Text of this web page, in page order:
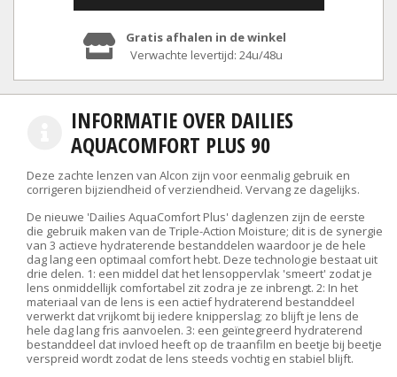
Gratis afhalen in de winkel
Verwachte levertijd: 24u/48u
INFORMATIE OVER DAILIES
AQUACOMFORT PLUS 90
Deze zachte lenzen van Alcon zijn voor eenmalig gebruik en
corrigeren bijziendheid of verziendheid. Vervang ze dagelijks.
De nieuwe 'Dailies AquaComfort Plus' daglenzen zijn de eerste
die gebruik maken van de Triple-Action Moisture; dit is de synergie
van 3 actieve hydraterende bestanddelen waardoor je de hele
dag lang een optimaal comfort hebt. Deze technologie bestaat uit
drie delen. 1: een middel dat het lensoppervlak 'smeert' zodat je
lens onmiddellijk comfortabel zit zodra je ze inbrengt. 2: In het
materiaal van de lens is een actief hydraterend bestanddeel
verwerkt dat vrijkomt bij iedere knipperslag; zo blijft je lens de
hele dag lang fris aanvoelen. 3: een geïntegreerd hydraterend
bestanddeel dat invloed heeft op de traanfilm en beetje bij beetje
verspreid wordt zodat de lens steeds vochtig en stabiel blijft.